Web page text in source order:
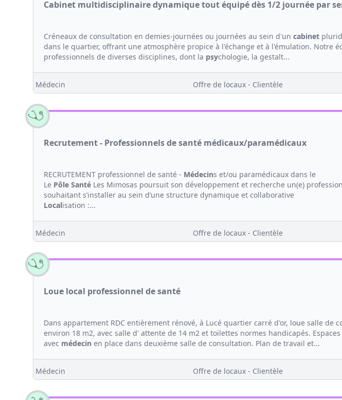
Cabinet multidisciplinaire dynamique tout équipé dès 1/2 journée par
Créneaux de consultation en demies-journées ou journées au sein d'un cabinet
dans le quartier, offrant une atmosphère propice à l'échange et à l'émulation. Notre
professionnels de diverses disciplines, dont la psychologie, la gestalt...
Médecin Offre de locaux - Clientèle
Recrutement - Professionnels de santé médicaux/paramédicaux
RECRUTEMENT professionnel de santé - Médecins et/ou paramédicaux dans le
Le Pôle Santé Les Mimosas poursuit son développement et recherche un(e)
souhaitant s’installer au sein d’une structure dynamique et collaborative
Localisation :...
Médecin Offre de locaux - Clientèle
Loue local professionnel de santé
Dans appartement RDC entièrement rénové, à Lucé quartier carré d'or, loue salle de
environ 18 m2, avec salle d' attente de 14 m2 et toilettes normes handicapés.
avec médecin en place dans deuxième salle de consultation. Plan de travail et...
Médecin Offre de locaux - Clientèle